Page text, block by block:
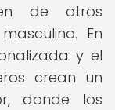
de otros
En
y el
crean un
donde los